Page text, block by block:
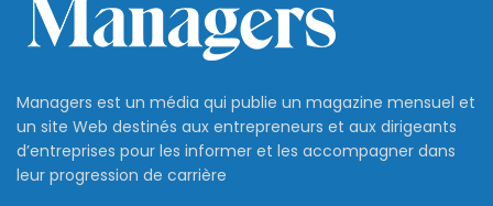
Managers est un média qui publie un magazine mensuel et
un site Web destinés aux entrepreneurs et aux dirigeants
d’entreprises pour les informer et les accompagner dans
leur progression de carrière